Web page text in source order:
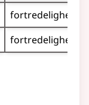
fortredeligheten
fortredeligheta